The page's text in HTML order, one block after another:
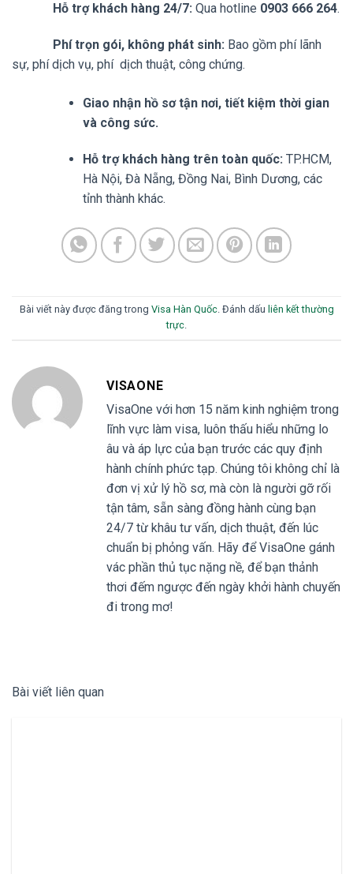
Hỗ trợ khách hàng 24/7: Qua hotline 0903 666 264.
Phí trọn gói, không phát sinh: Bao gồm phí lãnh
sự, phí dịch vụ, phí dịch thuật, công chứng.
Giao nhận hồ sơ tận nơi, tiết kiệm thời gian
và công sức.
Hỗ trợ khách hàng trên toàn quốc: TP.HCM,
Hà Nội, Đà Nẵng, Đồng Nai, Bình Dương, các
tỉnh thành khác.
Bài viết này được đăng trong Visa Hàn Quốc. Đánh dấu liên kết thường
trực.
VISAONE
VisaOne với hơn 15 năm kinh nghiệm trong
lĩnh vực làm visa, luôn thấu hiểu những lo
âu và áp lực của bạn trước các quy định
hành chính phức tạp. Chúng tôi không chỉ là
đơn vị xử lý hồ sơ, mà còn là người gỡ rối
tận tâm, sẵn sàng đồng hành cùng bạn
24/7 từ khâu tư vấn, dịch thuật, đến lúc
chuẩn bị phỏng vấn. Hãy để VisaOne gánh
vác phần thủ tục nặng nề, để bạn thảnh
thơi đếm ngược đến ngày khởi hành chuyến
đi trong mơ!
Bài viết liên quan